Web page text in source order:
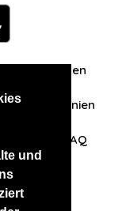
und
Erfahrungen
FAQ